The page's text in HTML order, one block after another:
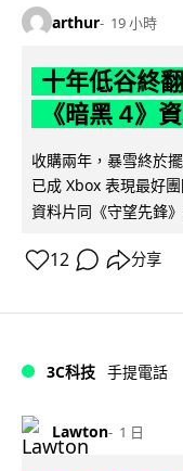
arthur 19 小時
十年低谷終
《暗黑 4》
收購兩年，暴雪終於
已成 Xbox 表現最好
資料片同《守望先鋒
12 分享
3C科技 手提電話
Lawton 1 日